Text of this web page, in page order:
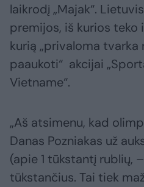
laikrodį „Majak“.
premijos, iš kurios teko
kurią „privaloma tvarka
paaukoti“ akcijai
Vietname“.
„Aš atsimenu, kad
Danas Pozniakas už
(apie 1 tūkstantį rublių,
tūkstančius. Tai tiek